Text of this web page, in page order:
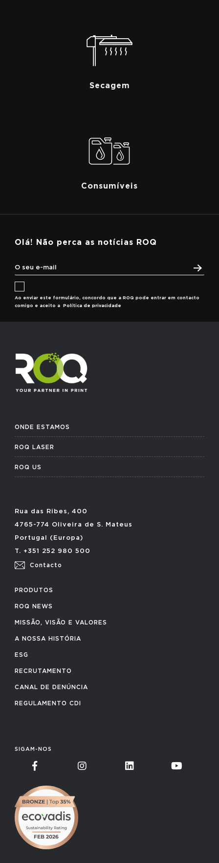
Secagem
Consumíveis
Olá! Não perca as notícias ROQ
Ao enviar este formulário, concordo que a ROQ pode entrar em contacto
comigo e aceito a
Política de privacidade
ONDE ESTAMOS
ROQ LASER
ROQ US
Rua das Ribes, 400
4765-774 Oliveira de S. Mateus
Portugal (Europa)
T. +351 252 980 500
Contacto
PRODUTOS
ROQ NEWS
MISSÃO, VISÃO E VALORES
A NOSSA HISTÓRIA
ESG
RECRUTAMENTO
CANAL DE DENÚNCIA
REGULAMENTO CDI
SIGAM-NOS